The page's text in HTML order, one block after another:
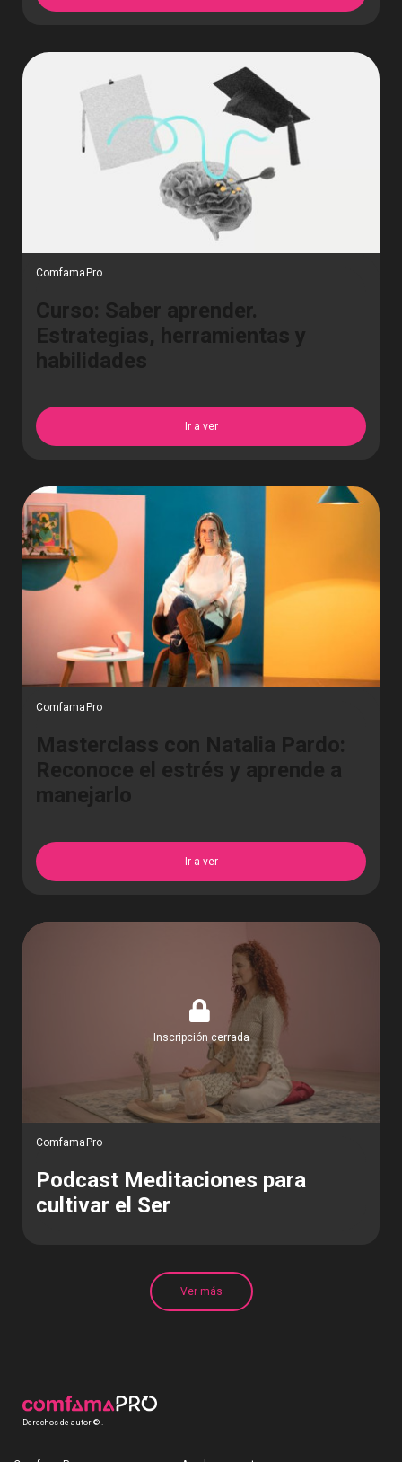
ComfamaPro
Curso: Saber aprender.
Estrategias, herramientas y
habilidades
Ir a ver
ComfamaPro
Masterclass con Natalia Pardo:
Reconoce el estrés y aprende a
manejarlo
Ir a ver
Inscripción cerrada
ComfamaPro
Podcast Meditaciones para
cultivar el Ser
Ver más
Derechos de autor © .